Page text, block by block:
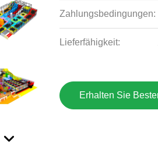
Zahlungsbedingungen:
Lieferfähigkeit:
Erhalten Sie